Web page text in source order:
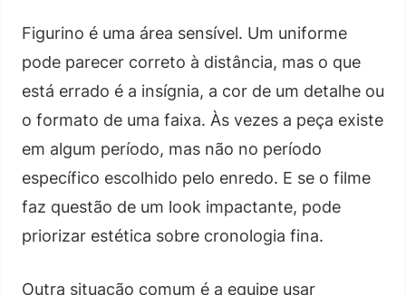
Figurino é uma área sensível. Um uniforme
pode parecer correto à distância, mas o que
está errado é a insígnia, a cor de um detalhe ou
o formato de uma faixa. Às vezes a peça existe
em algum período, mas não no período
específico escolhido pelo enredo. E se o filme
faz questão de um look impactante, pode
priorizar estética sobre cronologia fina.
Outra situação comum é a equipe usar